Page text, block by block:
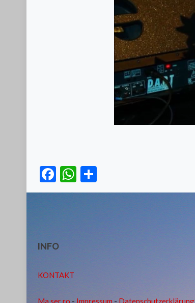
Facebook
WhatsApp
INFO
KONTAKT
Ma ser ro - Impressum - Datenschutzerklärung